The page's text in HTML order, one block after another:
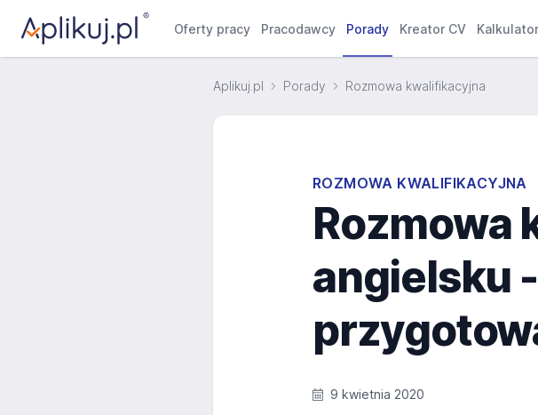
Oferty pracy Pracodawcy Porady Kreator CV
Aplikuj.pl Porady Rozmowa kwalifikacyjna
ROZMOWA KWALIFIKACYJNA
Rozmowa
angielsku
9 kwietnia 2020